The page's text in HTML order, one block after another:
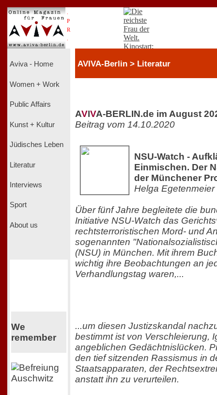
P
R
Aviva - Home
Women + Work
Public Affairs
Kunst + Kultur
Jüdisches Leben
Literatur
Interviews
Sport
About us
We
remember
AVIVA-Berlin > Literatur
AVIVA-BERLIN.de im August
Beitrag vom 14.10.2020
NSU-Watch -
Einmischen. Der
der Münchener
Helga Egetenmeier
Über fünf Jahre begleitete die
Initiative NSU-Watch das
rechtsterroristischen Mord- und
sogenannten
(NSU) in München. Mit ihrem
wichtig ihre Beobachtungen an
Verhandlungstag waren,...
...um diesen Justizskandal
bestimmt ist von Verschleierung,
angeblichen Gedächtnislücken.
den tief sitzenden Rassismus in
Staatsapparaten, der
anstatt ihn zu verurteilen.